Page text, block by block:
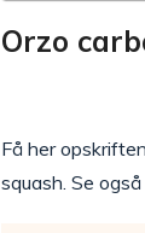
Orzo
Få her
squash. Se